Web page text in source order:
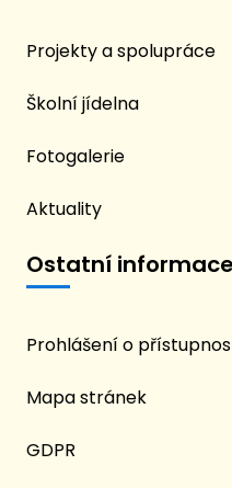
Projekty a spolupráce
Školní jídelna
Fotogalerie
Aktuality
Ostatní informace
Prohlášení o
Mapa stránek
GDPR